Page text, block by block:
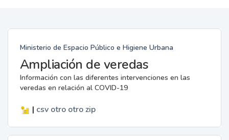
Ministerio de Espacio Público e Higiene Urbana
Ampliación de veredas
Información con las diferentes intervenciones en las
veredas en relación al COVID-19
| csv otro otro zip